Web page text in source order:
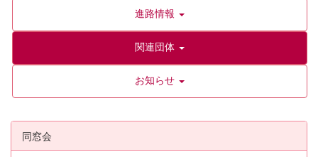
進路情報
関連団体
お知らせ
同窓会